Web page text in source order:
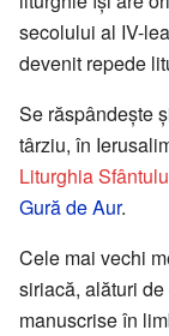
secolului al IV-
devenit repede
Se răspândeşte
târziu, în
Liturghia
Gură de Aur.
Cele mai vechi
siriacă, alături
manuscrise în